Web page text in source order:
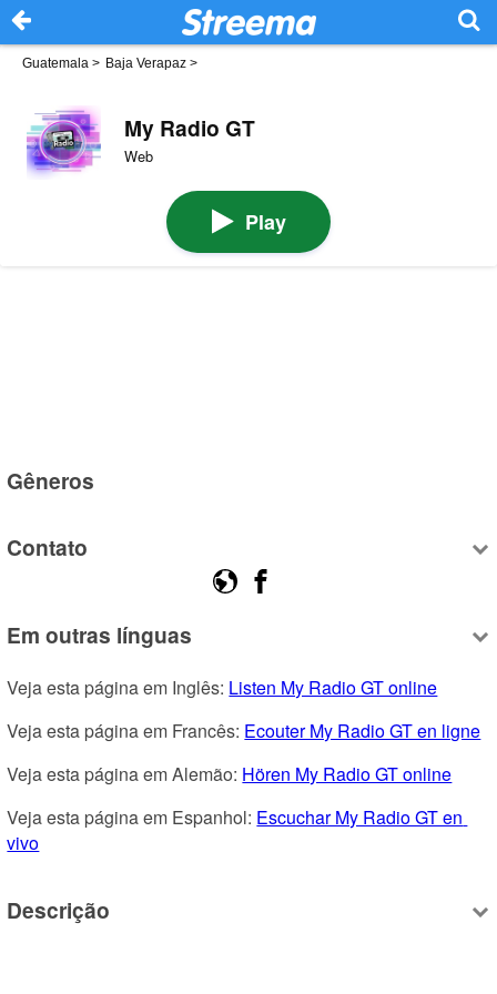
Guatemala > Baja Verapaz >
My Radio GT
Web
Play
Gêneros
Contato
Em outras línguas
Veja esta página em Inglês: Listen My Radio GT online
Veja esta página em Francês: Ecouter My Radio GT en ligne
Veja esta página em Alemão: Hören My Radio GT online
Veja esta página em Espanhol: Escuchar My Radio GT en
vivo
Descrição